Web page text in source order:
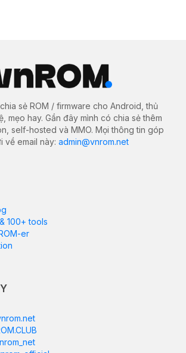
sẻ ROM / firmware cho Android, thủ
mẹo hay. Gần đây mình có chia sẻ thêm
self-hosted và MMO. Mọi thông tin góp
về email này: admin@vnrom.net
100+ tools
er